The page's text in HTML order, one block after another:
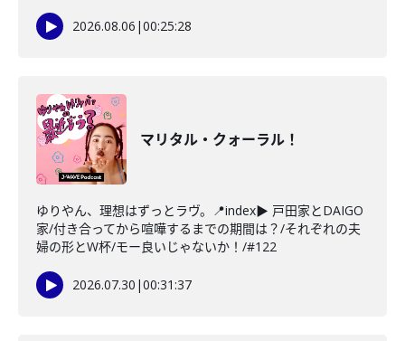
2026.08.06 |00:25:28
マリタル・クォーラル！
ゆりやん、理想はずっとラヴ。📍index▶ 戸田家とDAIGO
家/付き合ってから喧嘩するまでの期間は？/それぞれの夫
婦の形とW杯/モー良いじゃないか！/#122
2026.07.30 |00:31:37